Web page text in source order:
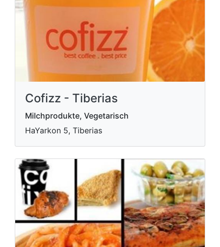
Cofizz - Tiberias
Milchprodukte, Vegetarisch
HaYarkon 5, Tiberias